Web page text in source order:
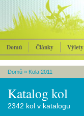
Domů Články Výlety
Domů » Kola 2011
Katalog kol
2342 kol v katalogu